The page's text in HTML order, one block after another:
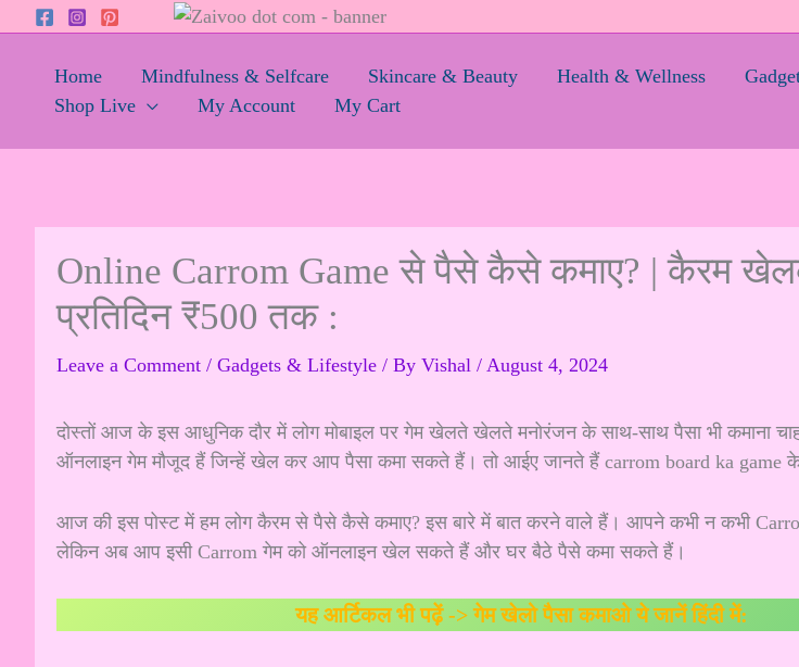
contentHome Mindfulness & Selfcare Skincare & Beauty Health & Wellness
Shop Live
My Account My Cart
Online Carrom Game से पैसे कैसे कमाए? | कैरम
प्रतिदिन ₹500 तक :
Leave a Comment / Gadgets & Lifestyle / By Vishal / August 4, 2024
दोस्तों आज के इस आधुनिक दौर में लोग मोबाइल पर गेम खेलते खेलते मनोरंजन के साथ-साथ पैसा भी कमाना
ऑनलाइन गेम मौजूद हैं जिन्हें खेल कर आप पैसा कमा सकते हैं। तो आईए जानते हैं carrom board ka game के
आज की इस पोस्ट में हम लोग कैरम से पैसे कैसे कमाए? इस बारे में बात करने वाले हैं। आपने कभी न कभी
लेकिन अब आप इसी Carrom गेम को ऑनलाइन खेल सकते हैं और घर बैठे पैसे कमा सकते हैं।
यह आर्टिकल भी पढ़ें ->गेम खेलो पैसा कमाओ ये जानें हिंदी में: